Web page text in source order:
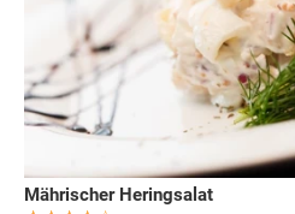
Mährischer Heringsalat